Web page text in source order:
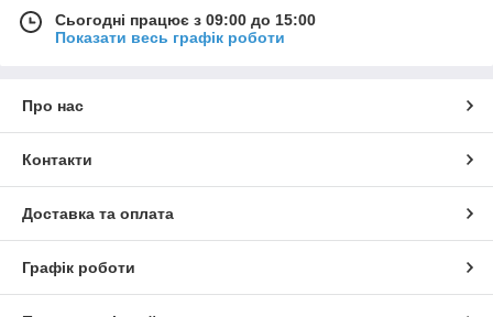
Сьогодні працює з 09:00 до 15:00
Показати весь графік роботи
Про нас
Контакти
Доставка та оплата
Графік роботи